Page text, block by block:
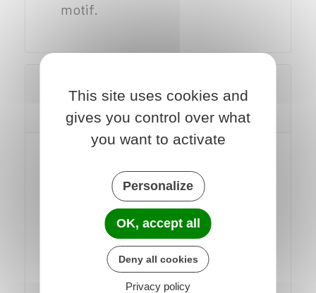
motif.
bailleur social avant la vente du
logement ?
fournir certaines informations par
écrit à l'acheteur :
Montant des charges locatives des
2 dernières années (et des charges
de copropriété si elles existent)
This site uses cookies and
gives you control over what
you want to activate
Personalize
OK, accept all
Deny all cookies
Privacy policy